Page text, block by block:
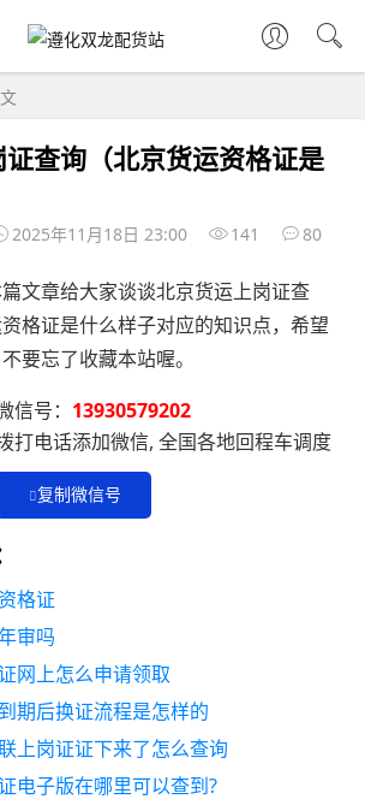
查询（北京货运资格证是
2025年11月18日 23:00 141 80
文章给大家谈谈北京货运上岗证查
格证是什么样子对应的知识点，希望
要忘了收藏本站喔。
信号： 13930579202
打电话添加微信, 全国各地回程车调度
复制微信号
格证
审吗
网上怎么申请领取
期后换证流程是怎样的
上岗证证下来了怎么查询
电子版在哪里可以查到?